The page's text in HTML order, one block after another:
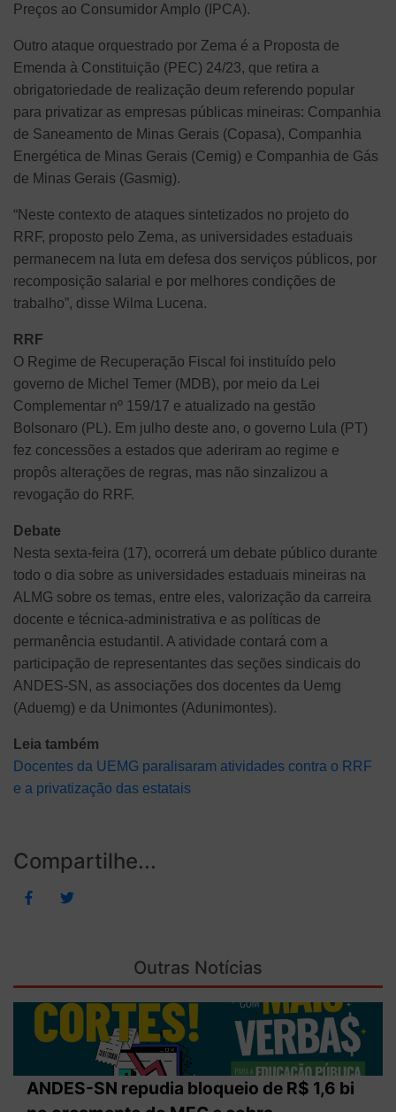
Preços ao Consumidor Amplo (IPCA).
Outro ataque orquestrado por Zema é a Proposta de
Emenda à Constituição (PEC) 24/23, que retira a
obrigatoriedade de realização deum referendo popular
para privatizar as empresas públicas mineiras: Companhia
de Saneamento de Minas Gerais (Copasa), Companhia
Energética de Minas Gerais (Cemig) e Companhia de Gás
de Minas Gerais (Gasmig).
“Neste contexto de ataques sintetizados no projeto do
RRF, proposto pelo Zema, as universidades estaduais
permanecem na luta em defesa dos serviços públicos, por
recomposição salarial e por melhores condições de
trabalho”, disse Wilma Lucena.
RRF
O Regime de Recuperação Fiscal foi instituído pelo
governo de Michel Temer (MDB), por meio da Lei
Complementar nº 159/17 e atualizado na gestão
Bolsonaro (PL). Em julho deste ano, o governo Lula (PT)
fez concessões a estados que aderiram ao regime e
propôs alterações de regras, mas não sinzalizou a
revogação do RRF.
Debate
Nesta sexta-feira (17), ocorrerá um debate público durante
todo o dia sobre as universidades estaduais mineiras na
ALMG sobre os temas, entre eles, valorização da carreira
docente e técnica-administrativa e as políticas de
permanência estudantil. A atividade contará com a
participação de representantes das seções sindicais do
ANDES-SN, as associações dos docentes da Uemg
(Aduemg) e da Unimontes (Adunimontes).
Leia também
Docentes da UEMG paralisaram atividades contra o RRF
e a privatização das estatais
Compartilhe...
Outras Notícias
ANDES-SN repudia bloqueio de R$ 1,6 bi